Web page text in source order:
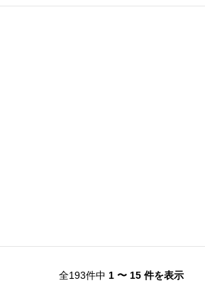
全193件中 1 〜 15 件を表示